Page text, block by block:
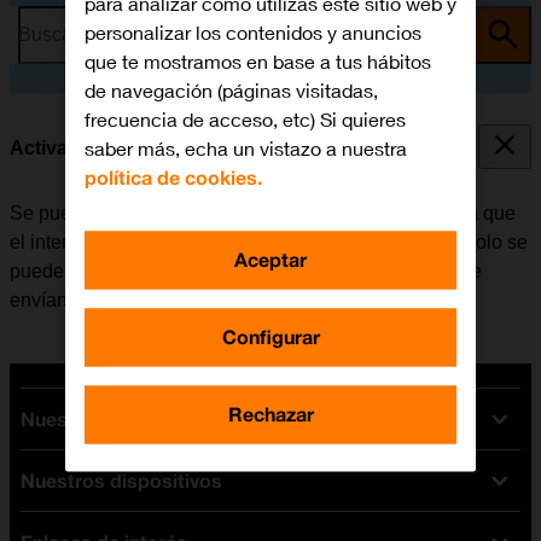
Busca por problema o tema
Activar o desactivar la identificación de llamadas
Se puede desactivar la identificación de llamadas para que
el interlocutor no pueda ver quién realiza la llamada. Solo se
puede ocultar el número con las llamadas de voz. Si se
envían mensajes, el destinatario podrá ver el número.
Nuestras tarifas
Tarifas Orange
Tarifas fibra y móvil
Nuestros dispositivos
personalizar los contenidos y anuncios
que te mostramos en base a tus hábitos
de navegación (páginas visitadas,
frecuencia de acceso, etc) Si quieres
saber más, echa un vistazo a nuestra
política de cookies.
Configurar
Rechazar
Aceptar